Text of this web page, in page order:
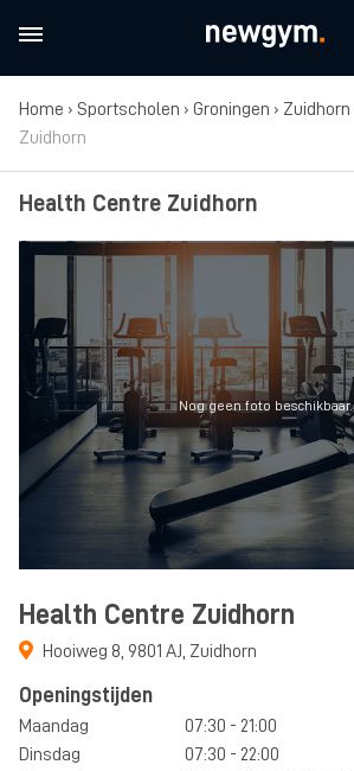
Home › Sportscholen › Groningen › Zuidhorn
Zuidhorn
Health Centre Zuidhorn
Nog geen foto beschikbaar.
Health Centre Zuidhorn
Hooiweg 8, 9801 AJ, Zuidhorn
Openingstijden
Maandag
07:30 - 21:00
Dinsdag
07:30 - 22:00